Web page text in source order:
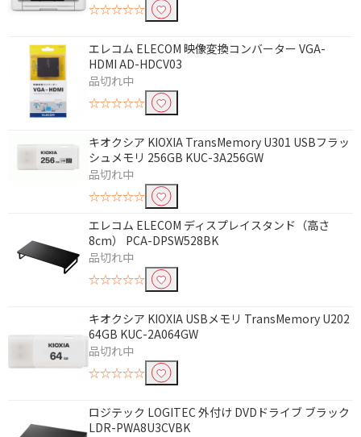
☆☆☆☆☆
エレコム ELECOM 映像変換コンバーター VGA-
HDMI AD-HDCV03
品切れ中
☆☆☆☆☆
キオクシア KIOXIA TransMemory U301 USBフラッ
シュメモリ 256GB KUC-3A256GW
品切れ中
☆☆☆☆☆
エレコム ELECOM ディスプレイスタンド（高さ
8cm） PCA-DPSW528BK
品切れ中
☆☆☆☆☆
キオクシア KIOXIA USBメモリ TransMemory U202
64GB KUC-2A064GW
品切れ中
☆☆☆☆☆
ロジテック LOGITEC 外付け DVDドライブ ブラック
LDR-PWA8U3CVBK
バスパワー
タイプで絞り込む
BlueLED
光学式
USB Type-C
USB Type-A
スタンダードタイプ
フラットタイプ
巻き取りタイプ
形状で絞り込む
標準
エルゴノミクス
スライド式
ノック式
キャップ式
容量で絞り込む
16GB
32GB